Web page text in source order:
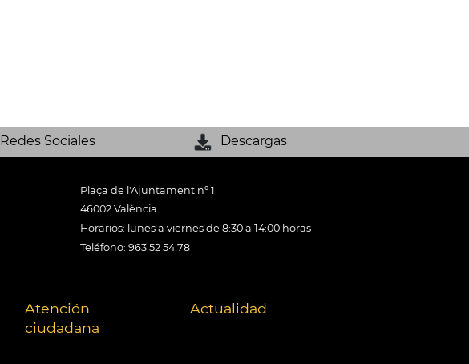
Redes Sociales Descargas
Plaça de l'Ajuntament nº 1
46002 València
Horarios: lunes a viernes de 8:30 a 14:00 horas
Teléfono: 963 52 54 78
Atención
ciudadana
Actualidad